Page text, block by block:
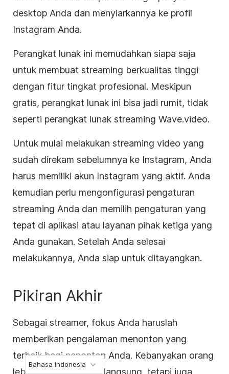
desktop Anda dan menyiarkannya ke profil
Instagram Anda.
Perangkat lunak ini memudahkan siapa saja
untuk membuat streaming berkualitas tinggi
dengan fitur tingkat profesional. Meskipun
gratis, perangkat lunak ini bisa jadi rumit, tidak
seperti perangkat lunak streaming Wave.video.
Untuk mulai melakukan streaming video yang
sudah direkam sebelumnya ke Instagram, Anda
harus memiliki akun Instagram yang aktif. Anda
kemudian perlu mengonfigurasi pengaturan
streaming Anda dan memilih pengaturan yang
tepat di aplikasi atau layanan pihak ketiga yang
Anda gunakan. Setelah Anda selesai
melakukannya, Anda siap untuk ditayangkan.
Pikiran Akhir
Sebagai streamer, fokus Anda haruslah
memberikan pengalaman menonton yang
terbaik bagi penonton Anda. Kebanyakan orang
lebih menyukai video langsung, tetapi juga
Bahasa Indonesia